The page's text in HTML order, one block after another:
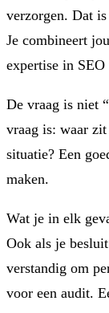
verzorgen. Dat
Je combineert
expertise in SEO
De vraag is niet
vraag is: waar
situatie? Een
maken.
Wat je in elk
Ook als je
verstandig om
voor een audit.